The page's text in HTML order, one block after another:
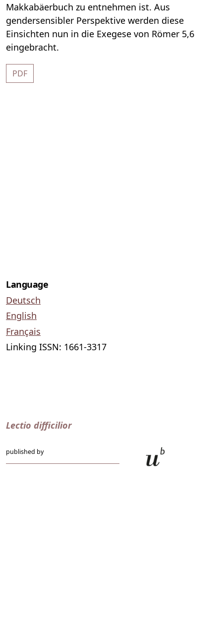
Makkabäerbuch zu entnehmen ist. Aus
gendersensibler Perspektive werden diese
Einsichten nun in die Exegese von Römer 5,6
eingebracht.
PDF
Language
Deutsch
English
Français
Linking ISSN: 1661-3317
Lectio difficilior
published by